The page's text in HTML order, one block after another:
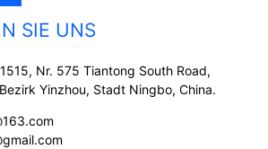
SIE UNS
Nr. 575 Tiantong South Road,
Yinzhou, Stadt Ningbo, China.